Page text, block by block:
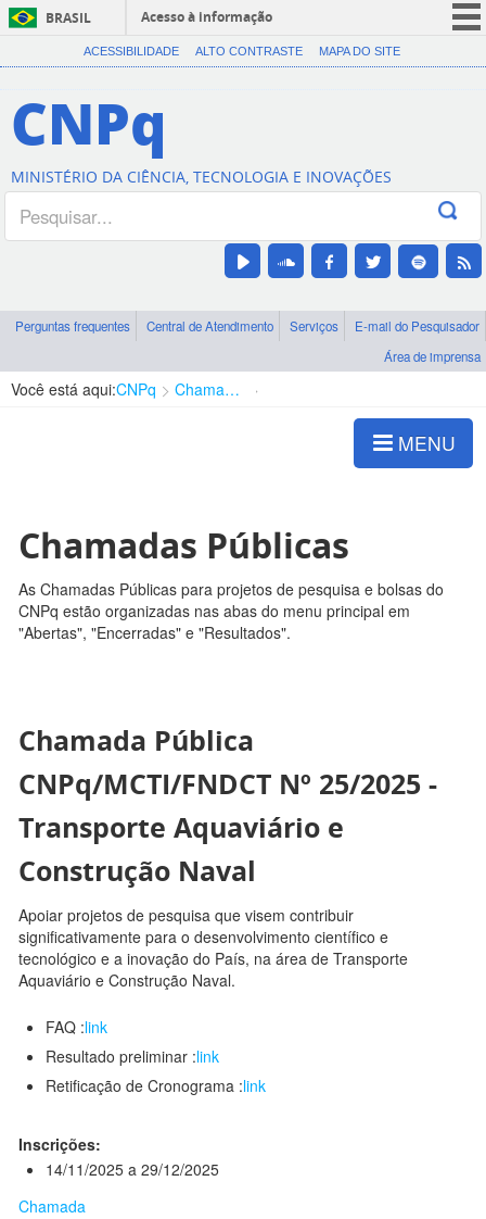
BRASIL
Acesso à informação
CORONAVÍRUS (COVID-19)
Canais
ACESSIBILIDADE ALTO CONTRASTE MAPA DO SITE
CNPq
MINISTÉRIO DA CIÊNCIA, TECNOLOGIA E INOVAÇÕES
Perguntas frequentes Central de Atendimento Serviços
E-mail do Pesquisador
Área de imprensa
Você está aqui:CNPq Chamadas
MENU
Chamadas Públicas
As Chamadas Públicas para projetos de pesquisa e bolsas do
CNPq estão organizadas nas abas do menu principal em
"Abertas", "Encerradas" e "Resultados".
Chamada Pública
CNPq/MCTI/FNDCT Nº 25/2025 -
Transporte Aquaviário e
Construção Naval
Apoiar projetos de pesquisa que visem contribuir
significativamente para o desenvolvimento científico e
tecnológico e a inovação do País, na área de Transporte
Aquaviário e Construção Naval.
FAQ :link
Resultado preliminar :link
Retificação de Cronograma :link
Inscrições:
14/11/2025 a 29/12/2025
Chamada